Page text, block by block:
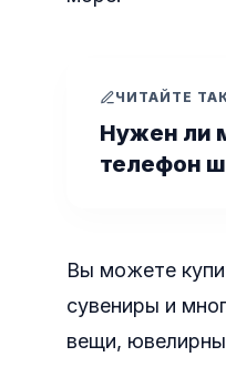
ЧИТАЙТЕ
Нужен ли
телефон
Вы можете
сувениры и
вещи,